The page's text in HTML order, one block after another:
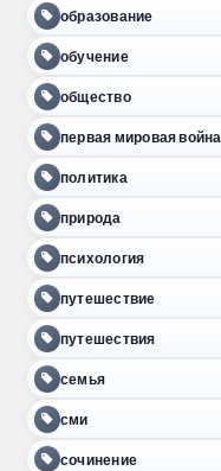
образование
обучение
общество
первая мировая война
политика
природа
психология
путешествие
путешествия
семья
сми
сочинение